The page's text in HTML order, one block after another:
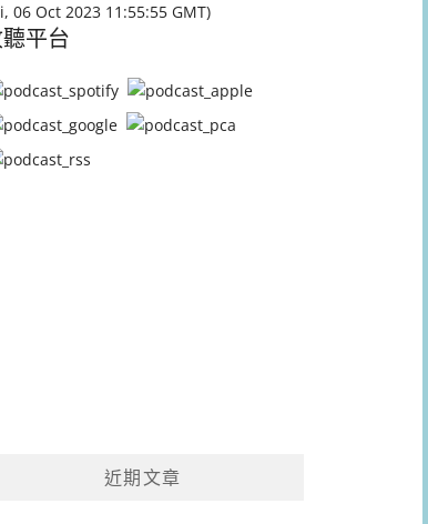
06 Oct 2023 11:55:55 GMT)
平台
近期文章